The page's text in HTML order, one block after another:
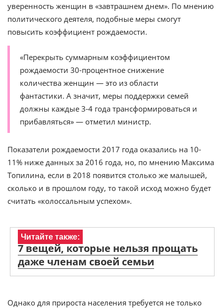
уверенность женщин в «завтрашнем днем». По мнению
политического деятеля, подобные меры смогут
повысить коэффициент рождаемости.
«Перекрыть суммарным коэффициентом
рождаемости 30-процентное снижение
количества женщин — это из области
фантастики. А значит, меры поддержки семей
должны каждые 3-4 года трансформироваться и
прибавляться» — отметил министр.
Показатели рождаемости 2017 года оказались на 10-
11% ниже данных за 2016 года, но, по мнению Максима
Топилина, если в 2018 появится столько же малышей,
сколько и в прошлом году, то такой исход можно будет
считать «колоссальным успехом».
Читайте также:
7 вещей, которые нельзя прощать
даже членам своей семьи
Однако для прироста населения требуется не только